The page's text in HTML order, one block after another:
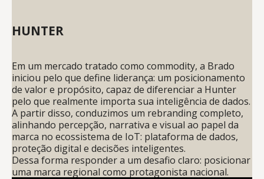
HUNTER
Em um mercado tratado como commodity, a Brado
iniciou pelo que define liderança: um posicionamento
de valor e propósito, capaz de diferenciar a Hunter
pelo que realmente importa sua inteligência de dados.
A partir disso, conduzimos um rebranding completo,
alinhando percepção, narrativa e visual ao papel da
marca no ecossistema de IoT: plataforma de dados,
proteção digital e decisões inteligentes.
Dessa forma responder a um desafio claro: posicionar
uma marca regional como protagonista nacional.